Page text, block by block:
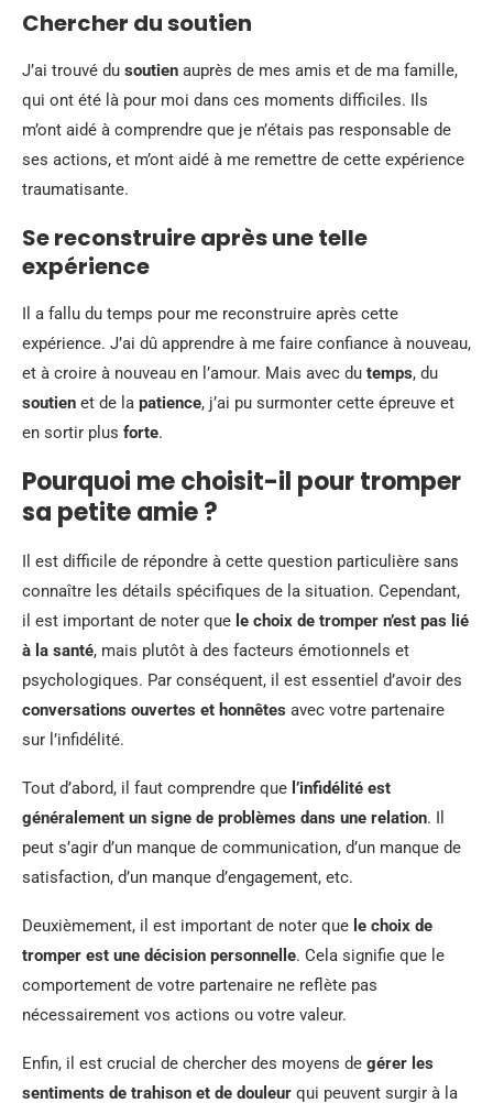
Chercher du soutien
J’ai trouvé du soutien auprès de mes amis et de ma famille,
qui ont été là pour moi dans ces moments difficiles. Ils
m’ont aidé à comprendre que je n’étais pas responsable de
ses actions, et m’ont aidé à me remettre de cette expérience
traumatisante.
Se reconstruire après une telle
expérience
Il a fallu du temps pour me reconstruire après cette
expérience. J’ai dû apprendre à me faire confiance à nouveau,
et à croire à nouveau en l’amour. Mais avec du temps, du
soutien et de la patience, j’ai pu surmonter cette épreuve et
en sortir plus forte.
Pourquoi me choisit-il pour tromper
sa petite amie ?
Il est difficile de répondre à cette question particulière sans
connaître les détails spécifiques de la situation. Cependant,
il est important de noter que le choix de tromper n’est pas lié
à la santé, mais plutôt à des facteurs émotionnels et
psychologiques. Par conséquent, il est essentiel d’avoir des
conversations ouvertes et honnêtes avec votre partenaire
sur l’infidélité.
Tout d’abord, il faut comprendre que l’infidélité est
généralement un signe de problèmes dans une relation. Il
peut s’agir d’un manque de communication, d’un manque de
satisfaction, d’un manque d’engagement, etc.
Deuxièmement, il est important de noter que le choix de
tromper est une décision personnelle. Cela signifie que le
comportement de votre partenaire ne reflète pas
nécessairement vos actions ou votre valeur.
Enfin, il est crucial de chercher des moyens de gérer les
sentiments de trahison et de douleur qui peuvent surgir à la